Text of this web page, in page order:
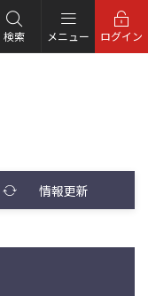
検索 メニュー ログイン
情報更新